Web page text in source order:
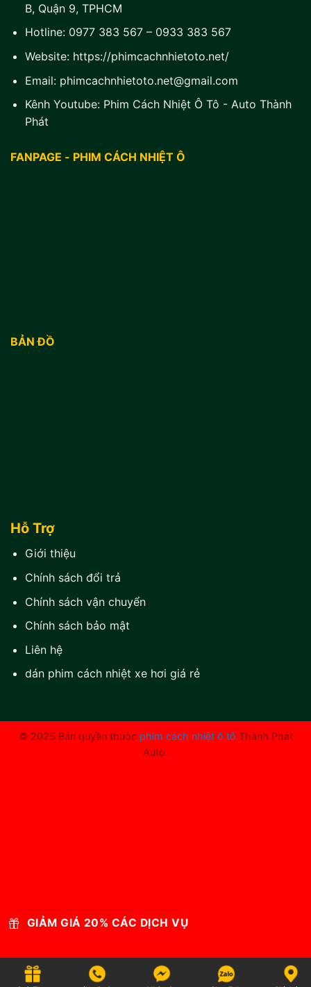
B, Quận 9, TPHCM
Hotline: 0977 383 567– 0933 383 567
Website: https://phimcachnhietoto.net/
Email: phimcachnhietoto.net@gmail.com
Kênh Youtube: Phim Cách Nhiệt Ô Tô - Auto Thành
Phát
FANPAGE - PHIM CÁCH NHIỆT Ô
BẢN ĐỒ
Hỗ Trợ
Giới thiệu
Chính sách đổi trả
Chính sách vận chuyển
Chính sách bảo mật
Liên hệ
dán phim cách nhiệt xe hơi giá rẻ
GIẢM GIÁ 20% CÁC DỊCH VỤ
© 2025 Bản quyền thuộc phim cách nhiệt ô tô Thành Phát
Auto.